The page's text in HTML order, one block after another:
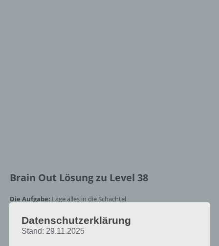
Brain Out Lösung zu Level 38
Die Aufgabe: Lage alles in die Schachtel
Die Lösung für Level 38:Du sollst alles in die Schachtel legen͵ dazu
gehört neben den Bildern auch die Aufgabenstellung
Datenschutzerklärung
Stand: 29.11.2025